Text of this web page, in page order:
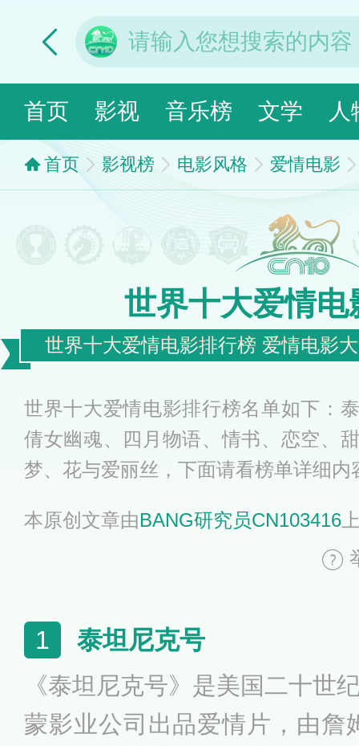
首页 影视 音乐榜 文学 人
首页 影视榜 电影风格 爱情电影
世界十大爱情电
世界十大爱情电影排行榜 爱情电影
世界十大爱情电影排行榜名单如下：
倩女幽魂、四月物语、情书、恋空、
梦、花与爱丽丝，下面请看榜单详细内
本原创文章由BANG研究员CN103416
1 泰坦尼克号
《泰坦尼克号》是美国二十世
蒙影业公司出品爱情片，由詹